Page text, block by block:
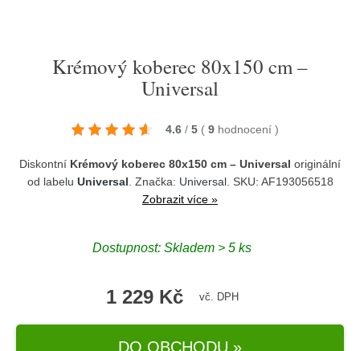
Krémový koberec 80x150 cm –
Universal
4.6 / 5 ( 9 hodnocení )
Diskontní Krémový koberec 80x150 cm – Universal originální
od labelu Universal . Značka: Universal. SKU: AF193056518
Zobrazit více »
Dostupnost: Skladem > 5 ks
1 229 Kč vč. DPH
DO OBCHODU »